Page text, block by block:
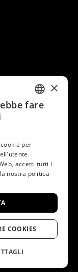
ITALIAN
GERMAN
FRENCH
×
fare
per
accetti tutti i
nostra politica
COOKIES